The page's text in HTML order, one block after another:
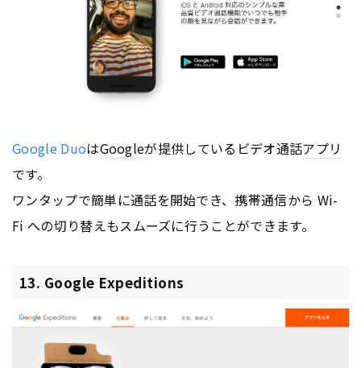
Google DuoはGoogleが提供しているビデオ通話アプリ
です。
ワンタップで簡単に通話を開始でき、携帯通信から Wi-
Fi への切り替えもスムーズに行うことができます。
13. Google Expeditions